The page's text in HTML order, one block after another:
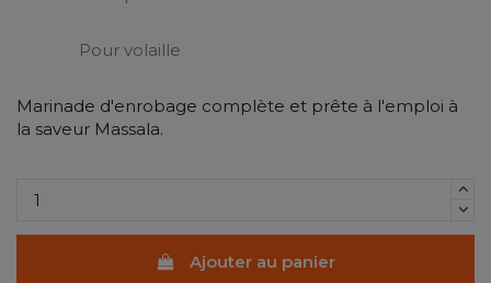
Pour volaille
Marinade d'enrobage complète et prête à l'emploi à
la saveur Massala.
Ajouter au panier